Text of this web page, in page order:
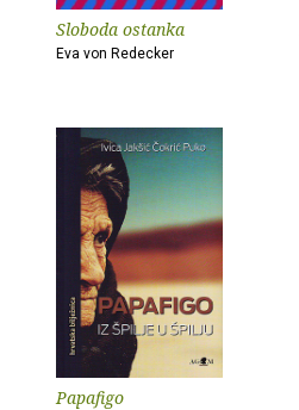
Sloboda ostanka
Eva von Redecker
Papafigo